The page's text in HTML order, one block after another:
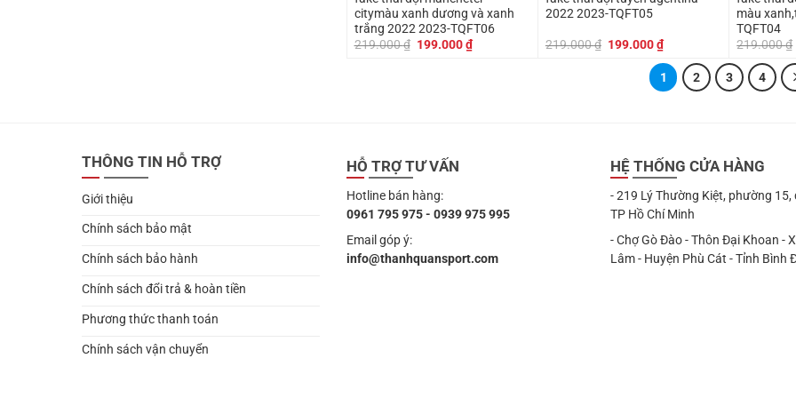
citymàu xanh dương và xanh
trắng 2022 2023-TQFT06
219.000₫ Giá
199.000₫Giá
hiện
2022 2023-TQFT05
219.000₫ Giá
219.000 ₫.
199.000₫Giá
hiện
tại
là:
199.000 ₫.
màu
TQFT04
219.000₫
1 2 3 4
THÔNG TIN HỖ TRỢ
Giới thiệu
Chính sách bảo mật
Chính sách bảo hành
Chính sách đổi trả & hoàn tiền
Phương thức thanh toán
Chính sách vận chuyển
HỖ TRỢ TƯ VẤN
Hotline bán hàng:
0961 795 975 - 0939 975 995
Email góp ý:
info@thanhquansport.com
HỆ THỐNG CỬA HÀNG
- 219 Lý Thường Kiệt, phường 15,
TP Hồ Chí Minh
- Chợ Gò Đào - Thôn Đại Khoan -
Lâm - Huyện Phù Cát - Tỉnh Bình